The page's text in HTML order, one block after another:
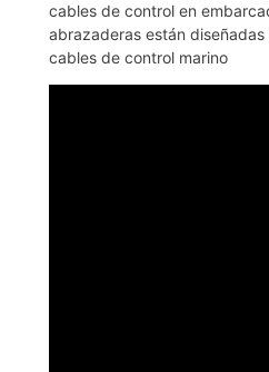
cables de control en
abrazaderas están
cables de control marino